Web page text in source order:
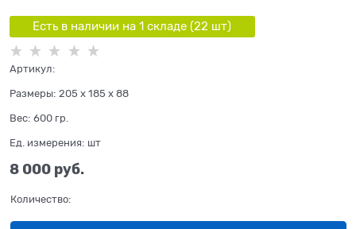
Есть в наличии на 1 складe (22 шт)
Артикул:
Размеры: 205 x 185 x 88
Вес: 600 гр.
Ед. измерения: шт
8 000 руб.
Количество: